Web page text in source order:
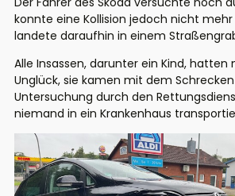
konnte eine Kollision jedoch nicht
landete daraufhin in einem
Alle Insassen, darunter ein Kind, hatten
Unglück, sie kamen mit dem
Untersuchung durch den
niemand in ein Krankenhaus